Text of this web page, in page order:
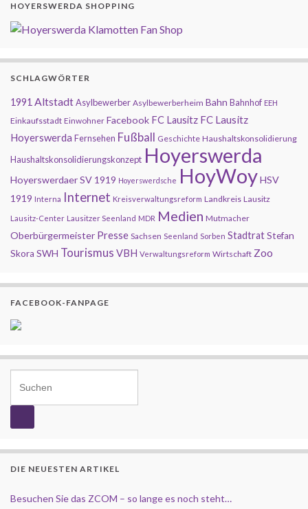
HOYERSWERDA SHOPPING
SCHLAGWÖRTER
1991 AltstadtAsylbewerber Asylbewerberheim Bahn Bahnhof EEH
Einkaufsstadt Einwohner Facebook FC Lausitz FC Lausitz
Hoyerswerda Fernsehen Fußball Geschichte Haushaltskonsolidierung
Haushaltskonsolidierungskonzept Hoyerswerda
Hoyerswerdaer SV 1919 Hoyerswerdsche HoyWoyHSV
1919 Interna Internet Kreisverwaltungsreform Landkreis Lausitz
Lausitz-Center Lausitzer Seenland MDR Medien Mutmacher
Oberbürgermeister Presse Sachsen Seenland Sorben StadtratStefan
Skora SWH Tourismus VBH Verwaltungsreform Wirtschaft Zoo
FACEBOOK-FANPAGE
DIE NEUESTEN ARTIKEL
Besuchen Sie das ZCOM – so lange es noch steht…